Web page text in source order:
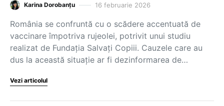
Karina Dorobanțu 16 februarie 2026
România se confruntă cu o scădere accentuată de
vaccinare împotriva rujeolei, potrivit unui studiu
realizat de Fundația Salvați Copiii. Cauzele care au
dus la această situație ar fi dezinformarea de…
Vezi articolul